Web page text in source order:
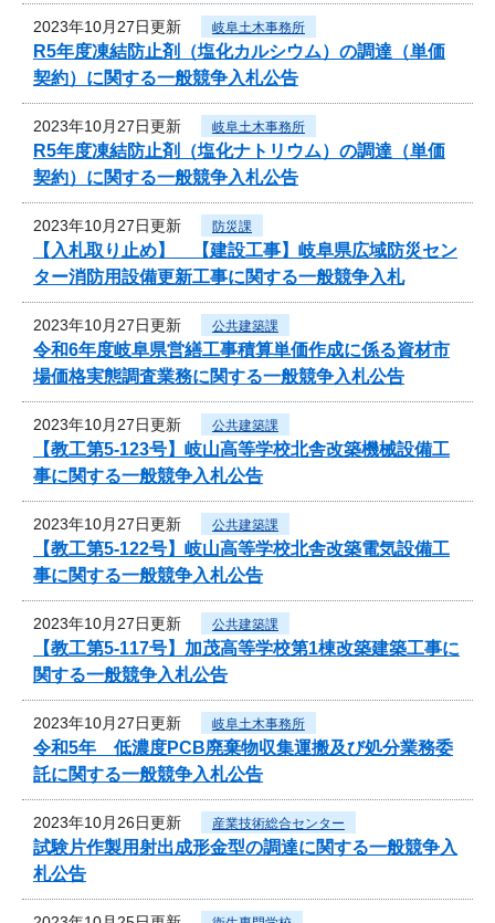
2023年10月27日更新 岐阜土木事務所
R5年度凍結防止剤（塩化カルシウム）の調達（単価
契約）に関する一般競争入札公告
2023年10月27日更新 岐阜土木事務所
R5年度凍結防止剤（塩化ナトリウム）の調達（単価
契約）に関する一般競争入札公告
2023年10月27日更新 防災課
【入札取り止め】 【建設工事】岐阜県広域防災セン
ター消防用設備更新工事に関する一般競争入札
2023年10月27日更新 公共建築課
令和6年度岐阜県営繕工事積算単価作成に係る資材市
場価格実態調査業務に関する一般競争入札公告
2023年10月27日更新 公共建築課
【教工第5-123号】岐山高等学校北舎改築機械設備工
事に関する一般競争入札公告
2023年10月27日更新 公共建築課
【教工第5-122号】岐山高等学校北舎改築電気設備工
事に関する一般競争入札公告
2023年10月27日更新 公共建築課
【教工第5-117号】加茂高等学校第1棟改築建築工事に
関する一般競争入札公告
2023年10月27日更新 岐阜土木事務所
令和5年 低濃度PCB廃棄物収集運搬及び処分業務委
託に関する一般競争入札公告
2023年10月26日更新 産業技術総合センター
試験片作製用射出成形金型の調達に関する一般競争入
札公告